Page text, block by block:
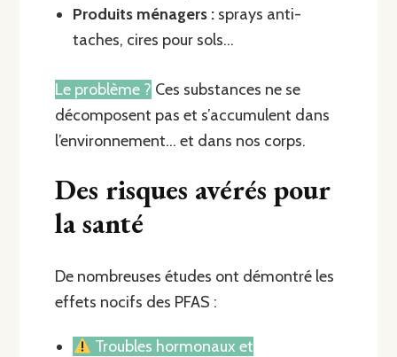
Produits ménagers : sprays anti-
taches, cires pour sols…
Le problème ? Ces substances ne se
décomposent pas et s’accumulent dans
l’environnement… et dans nos corps.
Des risques avérés pour
la santé
De nombreuses études ont démontré les
effets nocifs des PFAS :
Troubles hormonaux et